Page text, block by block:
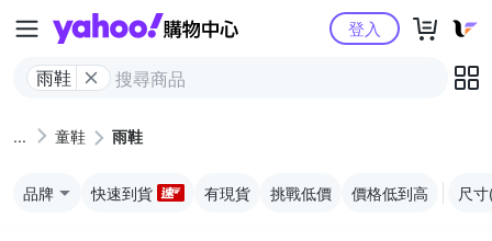
Yahoo購物中心
雨鞋
登入
童鞋 雨鞋
品牌 快速到貨 有現貨 挑戰低價 價格低到高 尺